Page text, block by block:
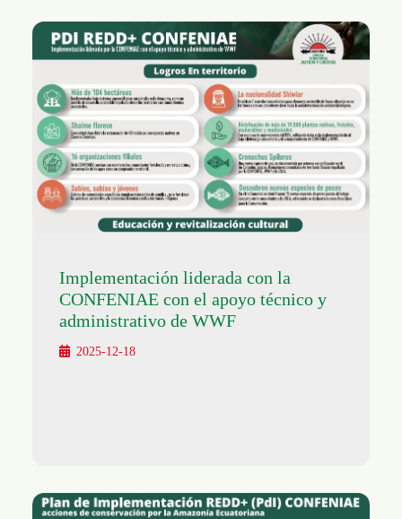
Implementación liderada con la
CONFENIAE con el apoyo técnico y
administrativo de WWF
2025-12-18